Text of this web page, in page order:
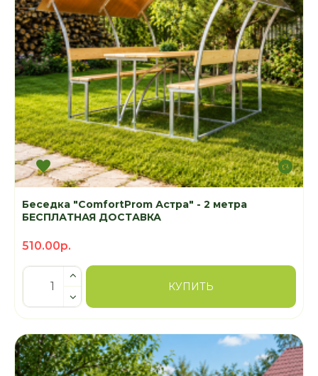
Беседка "ComfortProm Астра" - 2 метра
БЕСПЛАТНАЯ ДОСТАВКА
510.00р.
КУПИТЬ